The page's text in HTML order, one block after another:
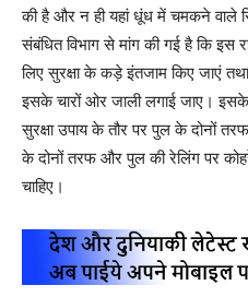
की है और न ही यहां धूंध में चमकने वाले
संबंधित विभाग से मांग की गई है कि इस
लिए सुरक्षा के कड़े इंतजाम किए जाएं
इसके चारों ओर जाली लगाई जाए। इसके
सुरक्षा उपाय के तौर पर पुल के दोनों
के दोनों तरफ और पुल की रेलिंग पर
चाहिए।